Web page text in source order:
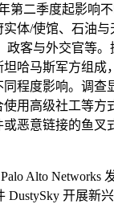
第二季度起影响
体/使馆、石油与
政客与外交官等。
哈马斯军方组成
程度影响。调查
用高级社工等方
或恶意链接的鱼叉
Alto Networks
DustySky 开展新